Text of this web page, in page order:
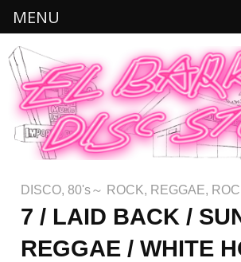
DISCO, 80's～ ROCK, REGGAE,
7 / LAID BACK /
REGGAE / WHITE
MENU